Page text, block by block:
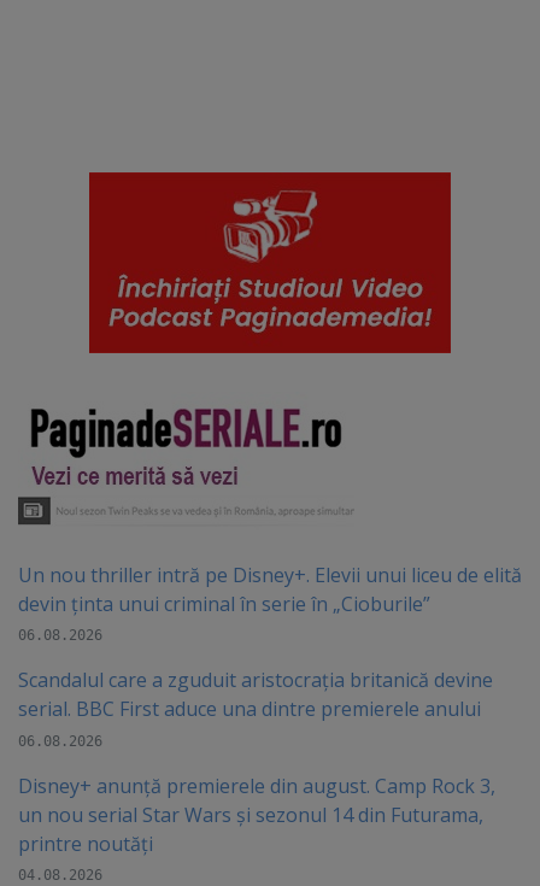
Un nou thriller intră pe Disney+. Elevii unui liceu de elită
devin ținta unui criminal în serie în „Cioburile”
06.08.2026
Scandalul care a zguduit aristocrația britanică devine
serial. BBC First aduce una dintre premierele anului
06.08.2026
Disney+ anunță premierele din august. Camp Rock 3,
un nou serial Star Wars și sezonul 14 din Futurama,
printre noutăți
04.08.2026